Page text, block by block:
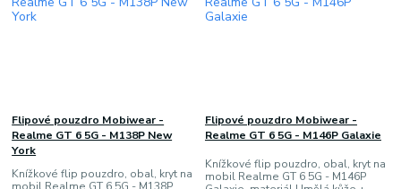
Flipové pouzdro Mobiwear -
Realme GT 6 5G - M138P New
York
Knížkové flip pouzdro, obal, kryt na
Flipové pouzdro Mobiwear -
Realme GT 6 5G - M146P Galaxie
Knížkové flip pouzdro, obal, kryt na
mobil Realme GT 6 5G - M146P